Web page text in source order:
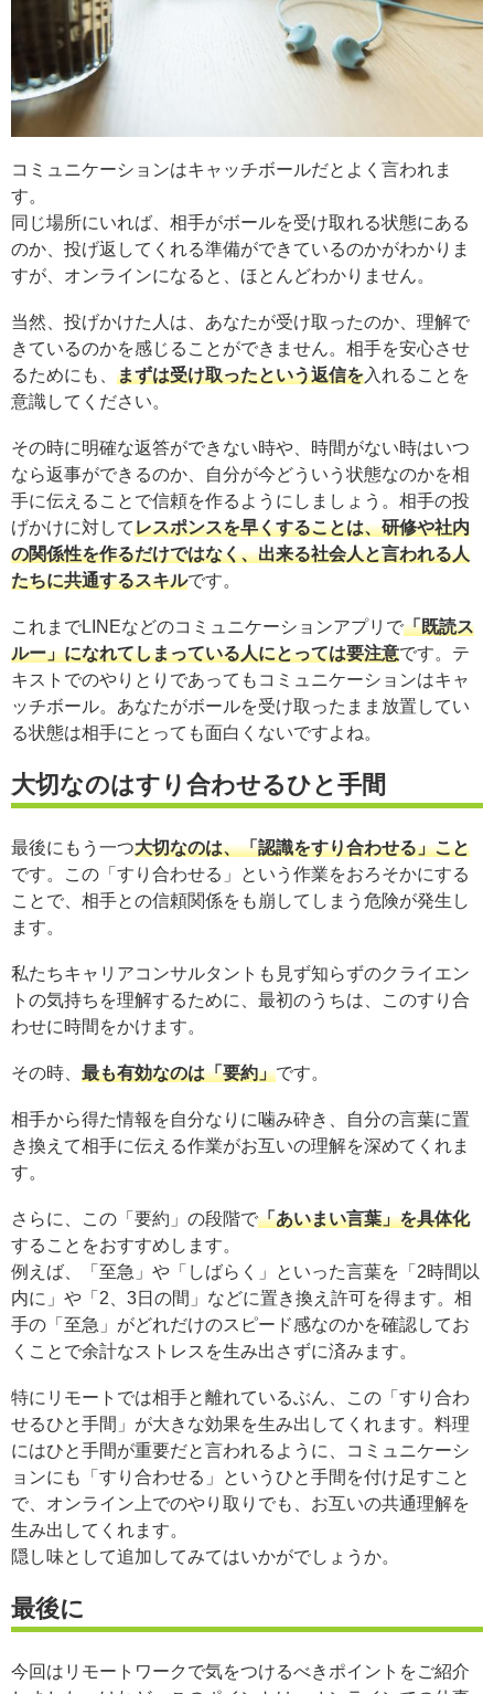
コミュニケーションはキャッチボールだとよく言われま
す。
同じ場所にいれば、相手がボールを受け取れる状態にある
のか、投げ返してくれる準備ができているのかがわかりま
すが、オンラインになると、ほとんどわかりません。
当然、投げかけた人は、あなたが受け取ったのか、理解で
きているのかを感じることができません。相手を安心させ
るためにも、 まずは受け取ったという返信を入れることを
意識してください。
その時に明確な返答ができない時や、時間がない時はいつ
なら返事ができるのか、自分が今どういう状態なのかを相
手に伝えることで信頼を作るようにしましょう。相手の投
げかけに対してレスポンスを早くすることは、研修や社内
の関係性を作るだけではなく、出来る社会人と言われる人
たちに共通するスキルです。
これまでLINEなどのコミュニケーションアプリで「既読ス
ルー」になれてしまっている人にとっては要注意です。テ
キストでのやりとりであってもコミュニケーションはキャ
ッチボール。あなたがボールを受け取ったまま放置してい
る状態は相手にとっても面白くないですよね。
大切なのはすり合わせるひと手間
最後にもう一つ大切なのは、「認識をすり合わせる」こと
です。この「すり合わせる」という作業をおろそかにする
ことで、相手との信頼関係をも崩してしまう危険が発生し
ます。
私たちキャリアコンサルタントも見ず知らずのクライエン
トの気持ちを理解するために、最初のうちは、このすり合
わせに時間をかけます。
その時、 最も有効なのは「要約」です。
相手から得た情報を自分なりに噛み砕き、自分の言葉に置
き換えて相手に伝える作業がお互いの理解を深めてくれま
す。
さらに、この「要約」の段階で「あいまい言葉」を具体化
することをおすすめします。
例えば、「至急」や「しばらく」といった言葉を「2時間以
内に」や「2、3日の間」などに置き換え許可を得ます。相
手の「至急」がどれだけのスピード感なのかを確認してお
くことで余計なストレスを生み出さずに済みます。
特にリモートでは相手と離れているぶん、この「すり合わ
せるひと手間」が大きな効果を生み出してくれます。料理
にはひと手間が重要だと言われるように、コミュニケーシ
ョンにも「すり合わせる」というひと手間を付け足すこと
で、オンライン上でのやり取りでも、お互いの共通理解を
生み出してくれます。
隠し味として追加してみてはいかがでしょうか。
最後に
今回はリモートワークで気をつけるべきポイントをご紹介